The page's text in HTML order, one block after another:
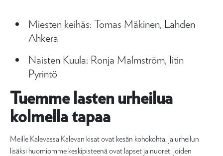
Miesten keihäs: Tomas Mäkinen, Lahden
Ahkera
Naisten Kuula: Ronja Malmström, Iitin
Pyrintö
Tuemme lasten urheilua
kolmella tapaa
Meille Kalevassa Kalevan kisat ovat kesän kohokohta, ja urheilun
lisäksi huomiomme keskipisteenä ovat lapset ja nuoret, joiden